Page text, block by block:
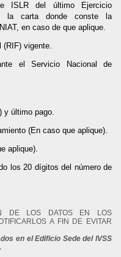
ISLR del último Ejercicio
la carta donde conste la
en caso de que aplique.
(RIF) vigente.
el Servicio Nacional de
y último pago.
(En caso que aplique).
aplique).
los 20 dígitos del número de
DE LOS DATOS EN LOS
A FIN DE EVITAR
en el Edificio Sede del IVSS